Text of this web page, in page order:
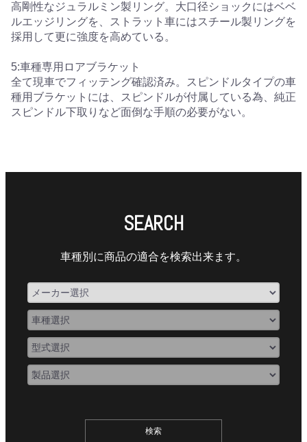
高剛性なジュラルミン製リング。大口径ショックにはベベ
ルエッジリングを、ストラット車にはスチール製リングを
採用して更に強度を高めている。
5:車種専用ロアブラケット
全て現車でフィッテング確認済み。スピンドルタイプの車
種用ブラケットには、スピンドルが付属している為、純正
スピンドル下取りなど面倒な手順の必要がない。
SEARCH
車種別に商品の適合を検索出来ます。